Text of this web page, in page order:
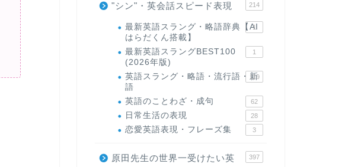
"シン"・英会話スピード表現 214
最新英語スラング・略語辞典【AI
はらだくん搭載】
1
最新英語スラングBEST100
(2026年版)
1
英語スラング・略語・流行語・新
語
119
英語のことわざ・成句 62
日常生活の表現 28
恋愛英語表現・フレーズ集 3
原田先生の世界一受けたい英
397